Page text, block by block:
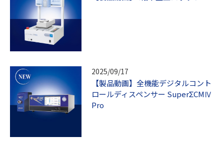
2025/09/17
【製品動画】全機能デジタルコント
ロールディスペンサー SuperΣCMⅣ
Pro